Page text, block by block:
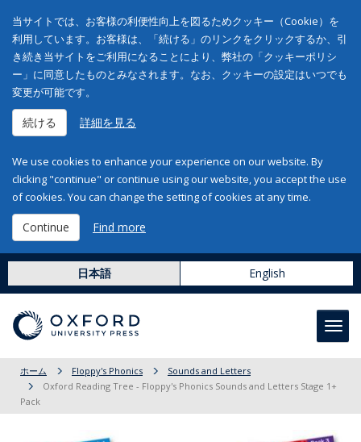
当サイトでは、お客様の利便性向上を図るためクッキー（Cookie）を
利用しています。お客様は、「続ける」のリンクをクリックするか、引
き続き当サイトをご利用になることにより、弊社の「クッキーポリシ
ー」に同意したものとみなされます。なお、クッキーの設定はいつでも
変更が可能です。
続ける 詳細を見る
We use cookies to enhance your experience on our website. By
clicking "continue" or continue using our website, you accept the use
of cookies. You can change the setting of cookies at any time.
Continue Find more
日本語 English
ホーム Floppy's Phonics
Sounds and Letters
Oxford Reading Tree - Floppy's Phonics Sounds and Letters Stage 1+
Pack